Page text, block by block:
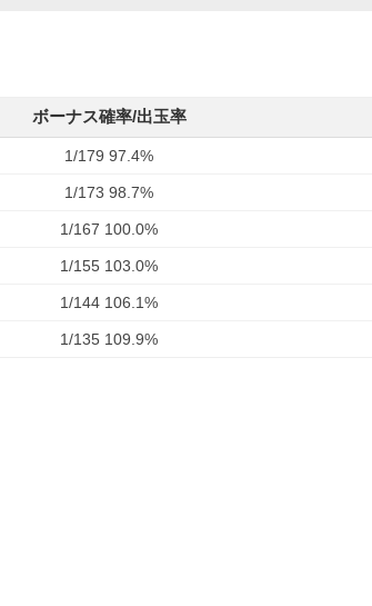
ボーナス確率/出玉率
1/179 97.4%
1/173 98.7%
1/167 100.0%
1/155 103.0%
1/144 106.1%
1/135 109.9%